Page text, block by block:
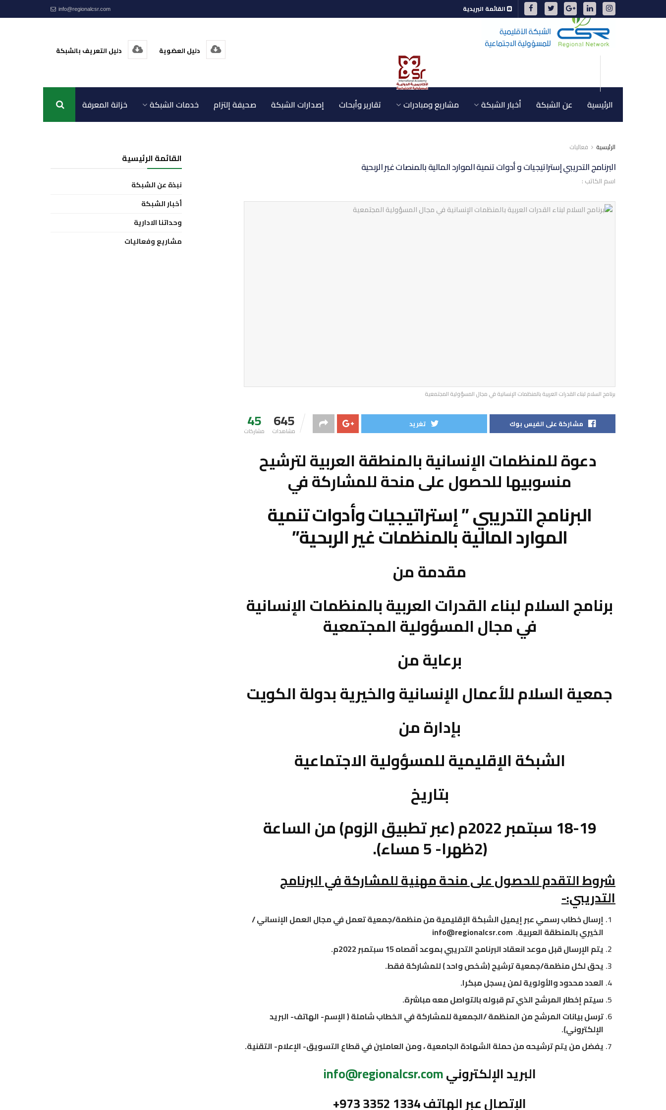
القائمة البريدية info@regionalcsr.com
دليل العضوية دليل التعريف بالشبكة
الرئيسية عن الشبكة أخبار الشبكة مشاريع ومبادرات تقارير وأبحاث إصدارات الشبكة صحيفة إلتزام خدمات الشبكة خزانة المعرفة اتصل بنا
الرئيسية فعاليات
البرنامج التدريبي إستراتيجيات و أدوات تنمية الموارد المالية بالمنصات غير الربحية
اسم الكاتب :
برنامج السلام لبناء القدرات العربية بالمنظمات الإنسانية في مجال المسؤولية المجتمعية
45
مشاركات 645
مشاهدات
مشاركة على الفيس بوك تغريد
دعوة للمنظمات الإنسانية بالمنطقة العربية لترشيح
منسوبيها للحصول على منحة للمشاركة في
البرنامج التدريبي ” إستراتيجيات وأدوات تنمية
الموارد المالية بالمنظمات غير الربحية”
مقدمة من
برنامج السلام لبناء القدرات العربية بالمنظمات الإنسانية
في مجال المسؤولية المجتمعية
برعاية من
جمعية السلام للأعمال الإنسانية والخيرية بدولة الكويت
بإدارة من
الشبكة الإقليمية للمسؤولية الاجتماعية
بتاريخ
18-19 سبتمبر 2022م (عبر تطبيق الزوم) من الساعة
(2ظهرا- 5 مساء).
شروط التقدم للحصول على منحة مهنية للمشاركة في البرنامج
التدريبي:-
إرسال خطاب رسمي عبر إيميل الشبكة الإقليمية من منظمة/جمعية تعمل في مجال العمل الإنساني /
الخيري بالمنطقة العربية. info@regionalcsr.com
يتم الإرسال قبل موعد انعقاد البرنامج التدريبي بموعد أقصاه 15 سبتمبر 2022م.
يحق لكل منظمة/جمعية ترشيح (شخص واحد ) للمشاركة فقط.
العدد محدود والأولوية لمن يسجل مبكرا.
سيتم إخطار المرشح الذي تم قبوله بالتواصل معه مباشرة.
ترسل بيانات المرشح من المنظمة /الجمعية للمشاركة في الخطاب شاملة ( الإسم- الهاتف- البريد
الإلكتروني).
يفضل من يتم ترشيحه من حملة الشهادة الجامعية ، ومن العاملين في قطاع التسويق- الإعلام- التقنية.
البريد الإلكترونيinfo@regionalcsr.com
الإتصال عبر الهاتف ⁦+973 3352 1334
القائمة الرئيسية
نبذة عن الشبكة
أخبار الشبكة
وحداتنا الادارية
مشاريع وفعاليات